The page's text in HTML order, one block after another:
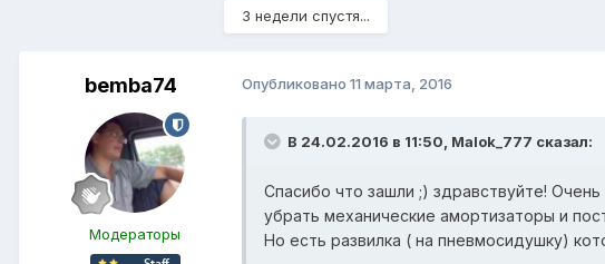
3 недели спустя...
bemba74
Модераторы
Опубликовано 11 марта, 2016
В 24.02.2016 в 11:50, Malok_777 сказал:
Спасибо что зашли ;) здравствуйте!
убрать механические амортизаторы и
Но есть развилка ( на пневмосидушку)